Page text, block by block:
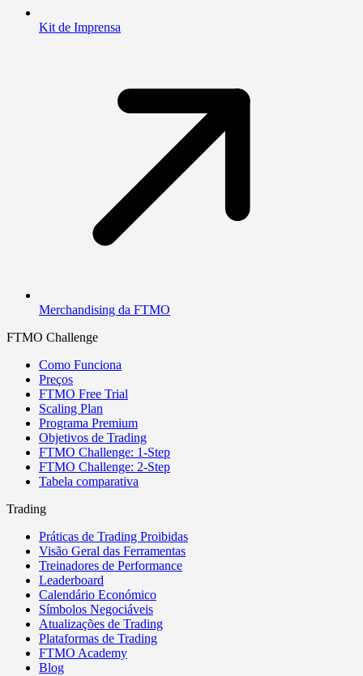
Kit de Imprensa
Merchandising da FTMO
FTMO Challenge
Como Funciona
Preços
FTMO Free Trial
Scaling Plan
Programa Premium
Objetivos de Trading
FTMO Challenge: 1-Step
FTMO Challenge: 2-Step
Tabela comparativa
Trading
Práticas de Trading Proibidas
Visão Geral das Ferramentas
Treinadores de Performance
Leaderboard
Calendário Económico
Símbolos Negociáveis
Atualizações de Trading
Plataformas de Trading
FTMO Academy
Blog